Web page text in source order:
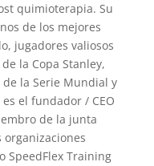
quimioterapia. Su
de los mejores
jugadores valiosos
la Copa Stanley,
de la Serie Mundial y
el fundador / CEO
de la junta
organizaciones
SpeedFlex Training